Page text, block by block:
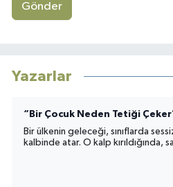
Gönder
Yazarlar
“Bir Çocuk Neden Tetiği
Bir ülkenin geleceği, sınıflarda
kalbinde atar. O kalp